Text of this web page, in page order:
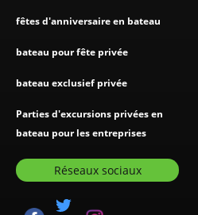
fêtes d'anniversaire en bateau
bateau pour fête privée
bateau exclusief privée
Parties d'excursions privées en
bateau pour les entreprises
Réseaux sociaux